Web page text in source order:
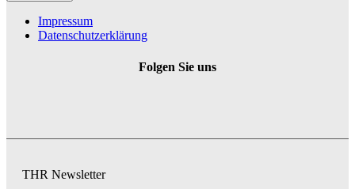
Impressum
Datenschutzerklärung
Folgen Sie uns
THR Newsletter